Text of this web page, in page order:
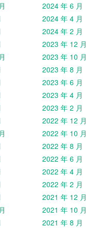
2024 年 6 月
2024 年 4 月
2024 年 2 月
2023 年 12 月
2023 年 10 月
2023 年 8 月
2023 年 6 月
2023 年 4 月
2023 年 2 月
2022 年 12 月
2022 年 10 月
2022 年 8 月
2022 年 6 月
2022 年 4 月
2022 年 2 月
2021 年 12 月
2021 年 10 月
2021 年 8 月